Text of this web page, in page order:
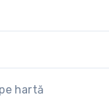
hartă